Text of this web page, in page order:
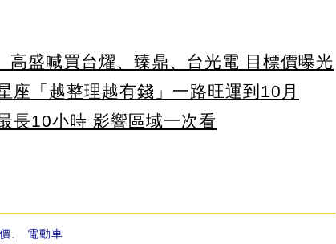
高盛喊買台燿、臻鼎、台光電 目標價曝光
座「越整理越有錢」一路旺運到10月
長10小時 影響區域一次看
電動車